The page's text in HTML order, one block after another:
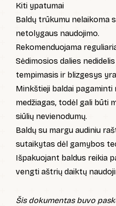
Kiti ypatumai
Baldų trūkumu nelaikoma
netolygaus naudojimo.
Rekomenduojama
Sėdimosios dalies
tempimasis ir blizgesys
Minkštieji baldai
medžiagas, todėl gali būti
siūlių nevienodumų.
Baldų su margu audiniu
sutaikytas dėl gamybos
Išpakuojant baldus reikia
vengti aštrių daiktų
Šis dokumentas buvo